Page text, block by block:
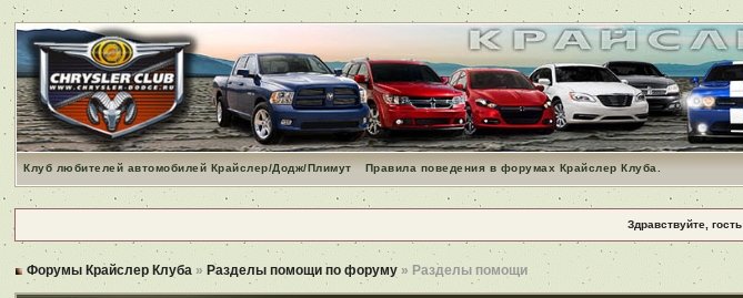
Клуб любителей автомобилей Крайслер/Додж/Плимут Правила поведения в форумах Крайслер Клуба.
Здравствуйте, гость
Форумы Крайслер Клуба »Разделы помощи по форуму » Разделы помощи